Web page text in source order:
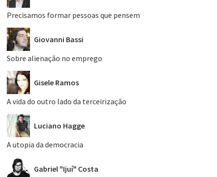
Precisamos formar pessoas que pensem
Giovanni Bassi
Sobre alienação no emprego
Gisele Ramos
A vida do outro lado da terceirização
Luciano Hagge
A utopia da democracia
Gabriel "Ijuí" Costa